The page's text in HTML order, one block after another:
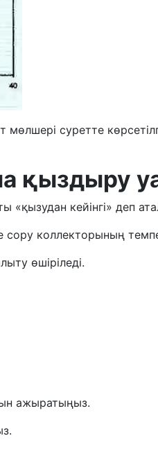
суретте
қыздыру
кейінгі» деп
сору коллекторының
өшіріледі.
ажыратыңыз.